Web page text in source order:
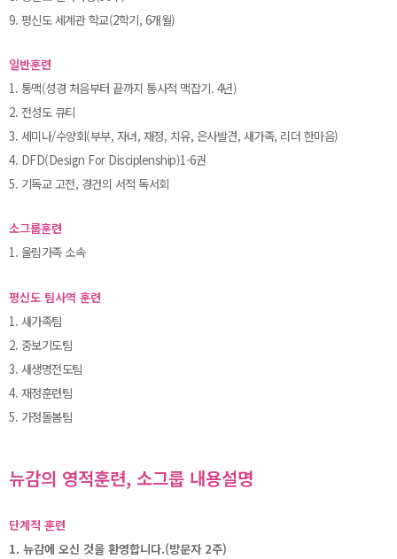
9. 평신도 세계관 학교(2학기, 6개월)
일반훈련
1. 통맥(성경 처음부터 끝까지 통사적 맥잡기. 4년)
2. 전성도 큐티
3. 세미나/수양회(부부, 자녀, 재정, 치유, 은사발견, 새가족, 리더 한마음)
4. DFD(Design For Disciplenship)1-6권
5. 기독교 고전, 경건의 서적 독서회
소그룹훈련
1. 울림가족 소속
평신도 팀사역 훈련
1. 새가족팀
2. 중보기도팀
3. 새생명전도팀
4. 재정훈련팀
5. 가정돌봄팀
뉴감의 영적훈련, 소그룹 내용설명
단계적 훈련
1. 뉴감에 오신 것을 환영합니다.(방문자 2주)